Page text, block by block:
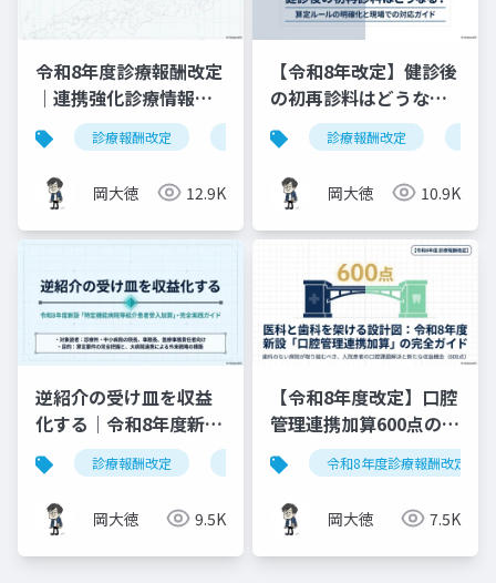
令和8年度診療報酬改定
｜連携強化診療情報提
供料の見直しを図解で
解説
診療報酬改定 連携強化診療情報提供料 令和8年度
岡大徳 12.9K
【令和8年改定】健診後
の初再診料はどうな
る？算定ルールの明確
化と現場での対応ガイ
ド
診療報酬改定
岡大徳 10.9K
逆紹介の受け皿を収益
化する｜令和8年度新設
「特定機能病院等紹介
患者受入加算」完全実
践ガイド
診療報酬改定 特定機能病院等紹介患者受入加算
岡大徳 9.5K
【令和8年度改定】口腔
管理連携加算600点の算
定要件・施設基準まと
め
令和8年度診療報酬改定
岡大徳 7.5K